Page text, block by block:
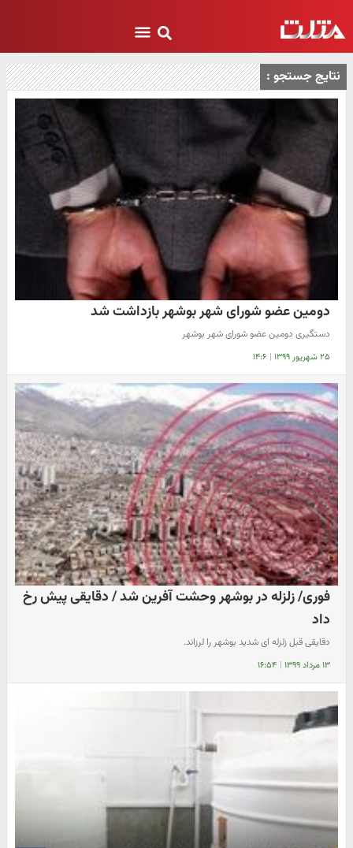
نتایج جستجو :
دومین عضو شورای شهر بوشهر بازداشت شد
دستگیری دومین عضو شورای شهر بوشهر
۲۵ شهریور ۱۳۹۹ | ۱۴:۶
فوری/ زلزله در بوشهر وحشت آفرین شد / دقایقی پیش رخ
داد
دقایقی قبل زلزله ای شدید بوشهر را لرزاند.
۱۳ مرداد ۱۳۹۹ | ۱۶:۵۴